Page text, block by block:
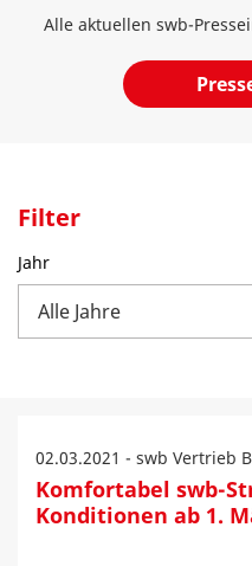
Alle aktuellen swb-
Filter
Jahr
Alle Jahre
02.03.2021 - swb Vertrieb
Komfortabel swb-
Konditionen ab 1.